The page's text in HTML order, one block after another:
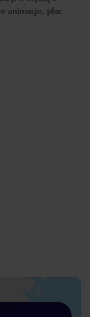
animacje, plac